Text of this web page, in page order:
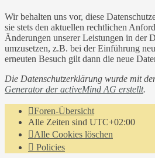
Wir behalten uns vor, diese
sie stets den aktuellen rechtlichen
Änderungen unserer Leistungen in der
umzusetzen, z.B. bei der Einführung
erneuten Besuch gilt dann die neue
Die Datenschutzerklärung wurde mit
Generator der activeMind AG erstellt.
Foren-Übersicht
Alle Zeiten sind UTC+02:00
Alle Cookies löschen
Policies